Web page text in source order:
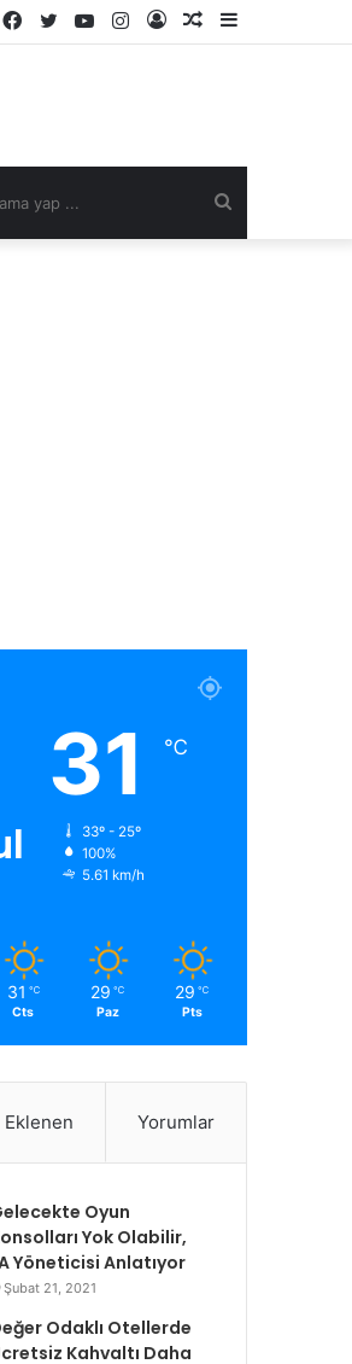
Rastgele
Kayıt
Instagram
YouTube
Twitter
Facebook
31 ℃
33º - 25º
100%
5.61 km/h
31 ℃
Cts
29 ℃
Paz
29 ℃
Pts
Eklenen Yorumlar
Oyun
Yok Olabilir,
Yöneticisi Anlatıyor
Şubat 21, 2021
Odaklı Otellerde
Kahvaltı Daha